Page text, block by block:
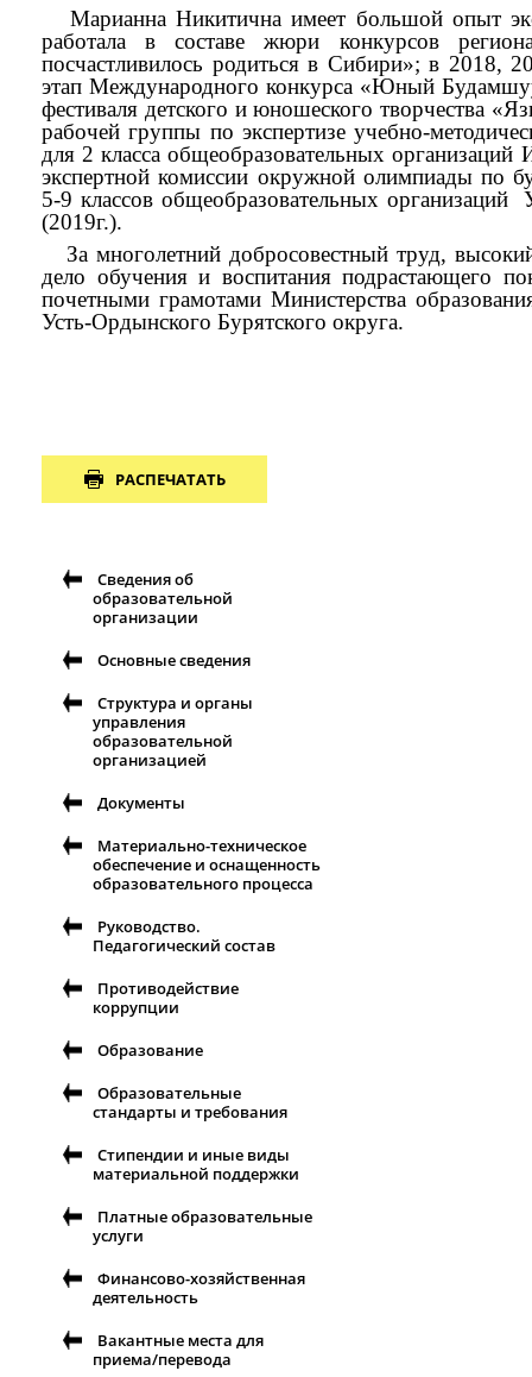
Марианна Никитична имеет большой опыт
работала в составе жюри конкурсов
посчастливилось родиться в Сибири»; в 2018,
этап Международного конкурса «Юный
фестиваля детского и юношеского творчества
рабочей группы по экспертизе учебно-
для 2 класса общеобразовательных организаций
экспертной комиссии окружной олимпиады по
5-9 классов общеобразовательных организаций
(2019г.).
За многолетний добросовестный труд,
дело обучения и воспитания подрастающего
почетными грамотами Министерства
Усть-Ордынского Бурятского округа.
РАСПЕЧАТАТЬ
Сведения об
образовательной
организации
Основные сведения
Структура и органы
управления
образовательной
организацией
Документы
Материально-техническое
обеспечение и оснащенность
образовательного процесса
Руководство.
Педагогический состав
Противодействие
коррупции
Образование
Образовательные
стандарты и требования
Стипендии и иные виды
материальной поддержки
Платные образовательные
услуги
Финансово-хозяйственная
деятельность
Вакантные места для
приема/перевода